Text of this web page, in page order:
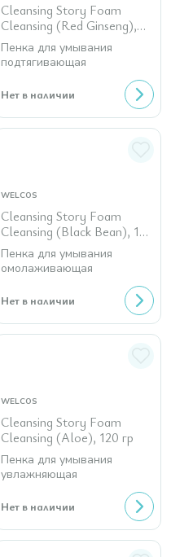
Cleansing Story Foam
Cleansing (Red Ginseng),
120 гр
Пенка для умывания
подтягивающая
Нет в наличии
WELCOS
Cleansing Story Foam
Cleansing (Black Bean), 120
гр
Пенка для умывания
омолаживающая
Нет в наличии
WELCOS
Cleansing Story Foam
Cleansing (Aloe), 120 гр
Пенка для умывания
увлажняющая
Нет в наличии